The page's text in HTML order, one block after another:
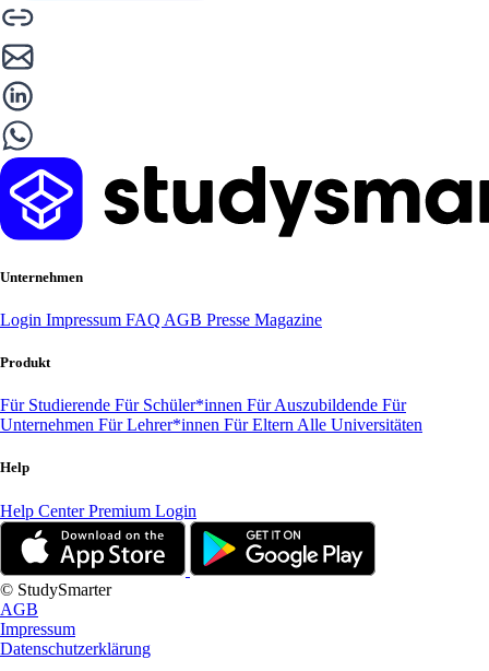
Unternehmen
Login Impressum FAQ AGB Presse Magazine
Produkt
Für Studierende Für Schüler*innen Für Auszubildende Für
Unternehmen Für Lehrer*innen Für Eltern Alle Universitäten
Help
Help CenterPremium Login
© StudySmarter
AGB
Impressum
Datenschutzerklärung